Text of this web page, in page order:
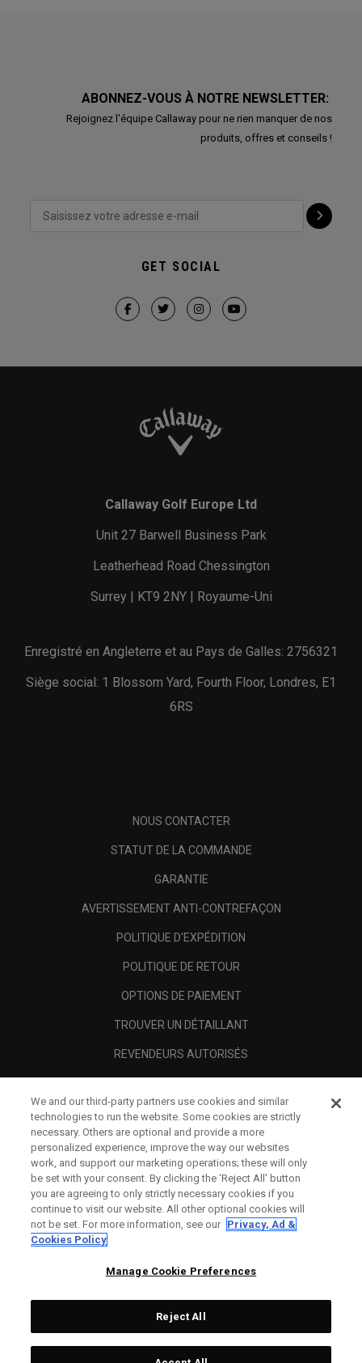
ABONNEZ-VOUS À NOTRE NEWSLETTER:
Rejoignez l'équipe Callaway pour ne rien manquer de nos
produits, offres et conseils !
GET SOCIAL
Callaway Golf Europe Ltd
Unit 27 Barwell Business Park
Leatherhead Road Chessington
Surrey | KT9 2NY | Royaume-Uni
Enregistré en Angleterre et au Pays de Galles: 2756321
Siège social: 1 Blossom Yard, Fourth Floor, Londres, E1
6RS
NOUS CONTACTER
STATUT DE LA COMMANDE
GARANTIE
AVERTISSEMENT ANTI-CONTREFAÇON
POLITIQUE D'EXPÉDITION
POLITIQUE DE RETOUR
OPTIONS DE PAIEMENT
TROUVER UN DÉTAILLANT
REVENDEURS AUTORISÉS
A PROPOS
MENTIONS LÉGALES
Topgolf Callaway Brands.
We and our third-party partners use cookies and similar
technologies to run the website. Some cookies are strictly
necessary. Others are optional and provide a more
personalized experience, improve the way our websites
work, and support our marketing operations; these will only
be set with your consent. By clicking the ‘Reject All' button
you are agreeing to only strictly necessary cookies if you
continue to visit our website. All other optional cookies will
not be set. For more information, see our Privacy, Ad &
Cookies Policy
Manage Cookie Preferences
Reject All